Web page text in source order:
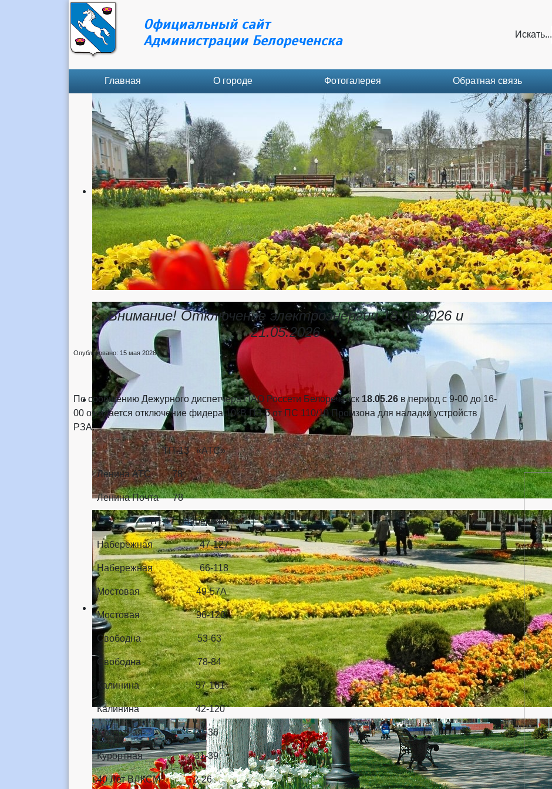
Официальный сайт
Администрации Белореченска
Искать...
Главная О городе Фотогалерея Обратная связь
Внимание! Отключение электроэнергии 18.05.2026 и
21.05.2026
Опубликовано: 15 мая 2026
По сообщению Дежурного диспетчера ПАО Россети Белореченск 18.05.26 в период с 9-00 до 16-
00 ожидается отключение фидера 10кВ ПЗ-5 от ПC 110/10 Промзона для наладки устройств
РЗА.
ТП-13 «АТС»
Ленина АТС 78
Ленина Почта 78
ТП-17 «Набережная»
Набережная 47-127
Набережная 66-118
Мостовая 49-57А
Мостовая 96-120
Свободна 53-63
Свободна 78-84
Калинина 57-161
Калинина 42-120
Курортная 20-36
Курортная 31-39
40 Лет ВЛКСМ 2-26